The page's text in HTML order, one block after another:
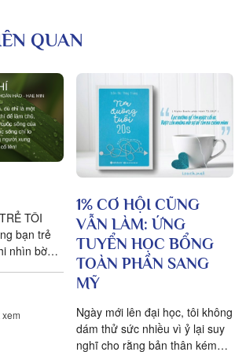
QUAN
TÔI
bạn trẻ
nhìn bờ
1% CƠ HỘI CŨNG
VẪN LÀM: ỨNG
TUYỂN HỌC BỔNG
TOÀN PHẦN SANG
MỸ
Ngày mới lên đại học, tôi không
dám thử sức nhiều vì ỷ lại suy
nghĩ cho rằng bản thân kém